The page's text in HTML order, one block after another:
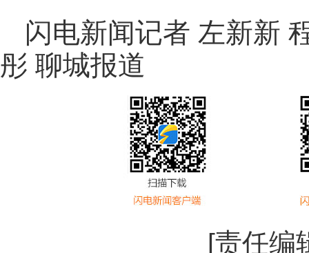
闪电新闻记者 左新新
彤 聊城报道
[责任编